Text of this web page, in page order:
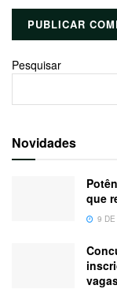
Pesquisar
Novidades
que
9